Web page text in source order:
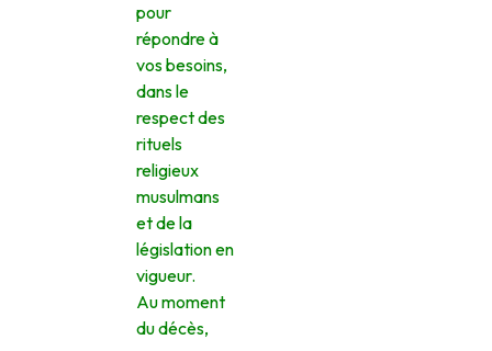
pour
répondre à
vos besoins,
dans le
respect des
rituels
religieux
musulmans
et de la
législation en
vigueur.
Au moment
du décès,